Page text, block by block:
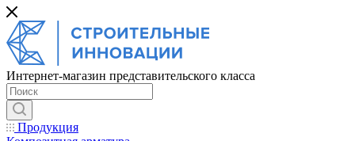
Интернет-магазин представительского класса
Продукция